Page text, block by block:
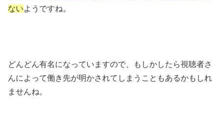
ないようですね。
どんどん有名になっていますので、もしかしたら視聴者さ
んによって働き先が明かされてしまうこともあるかもしれ
ませんね。